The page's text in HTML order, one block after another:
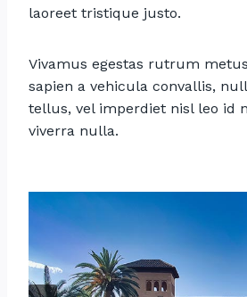
laoreet tristique justo.
Vivamus egestas rutrum
sapien a vehicula convallis,
tellus, vel imperdiet nisl leo id
viverra nulla.